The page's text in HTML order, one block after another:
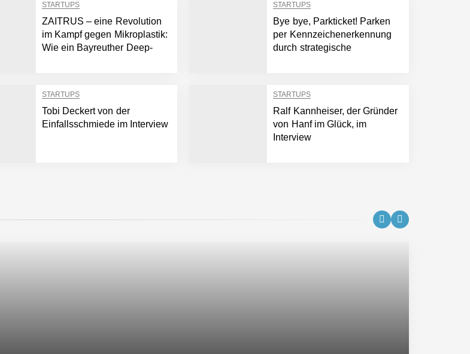
STARTUPS
ZAITRUS – eine Revolution
im Kampf gegen Mikroplastik:
Wie ein Bayreuther Deep-
STARTUPS
Bye bye, Parkticket! Parken
per Kennzeichenerkennung
durch strategische
STARTUPS
Tobi Deckert von der
Einfallsschmiede im Interview
STARTUPS
Ralf Kannheiser, der Gründer
von Hanf im Glück, im
Interview